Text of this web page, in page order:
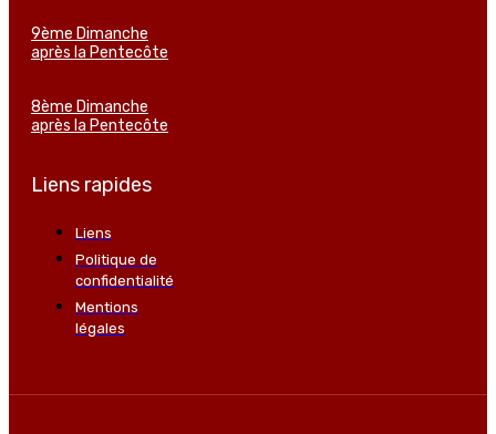
9ème Dimanche
après la Pentecôte
8ème Dimanche
après la Pentecôte
Liens rapides
Liens
Politique de
confidentialité
Mentions
légales